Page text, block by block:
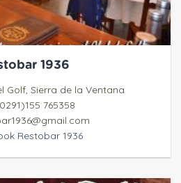
1936
Golf, Sierra de la Ventana
765358
Restobar 1936